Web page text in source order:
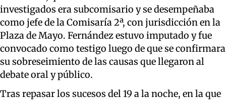
investigados era subcomisario y se desempeñaba
como jefe de la Comisaría 2ª, con jurisdicción en la
Plaza de Mayo. Fernández estuvo imputado y fue
convocado como testigo luego de que se confirmara
su sobreseimiento de las causas que llegaron al
debate oral y público.
Tras repasar los sucesos del 19 a la noche, en la que